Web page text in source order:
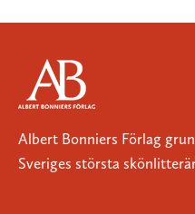
Albert Bonniers Förlag
Sveriges största